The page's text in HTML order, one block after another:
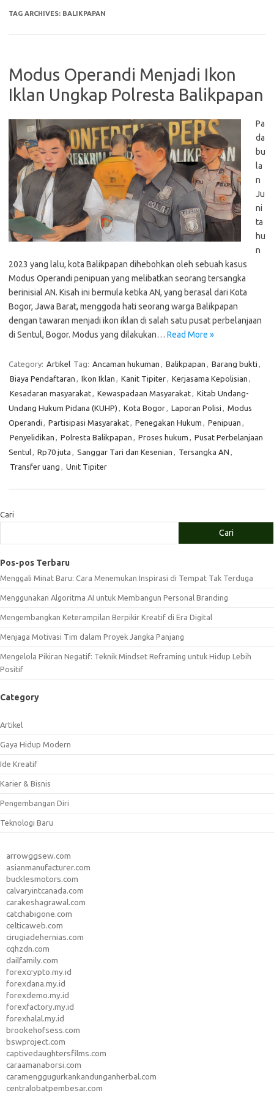
TAG ARCHIVES: BALIKPAPAN
Modus Operandi Menjadi Ikon
Iklan Ungkap Polresta Balikpapan
Pa
da
bu
la
n
Ju
ni
ta
hu
n
2023 yang lalu, kota Balikpapan dihebohkan oleh sebuah kasus
Modus Operandi penipuan yang melibatkan seorang tersangka
berinisial AN. Kisah ini bermula ketika AN, yang berasal dari Kota
Bogor, Jawa Barat, menggoda hati seorang warga Balikpapan
dengan tawaran menjadi ikon iklan di salah satu pusat perbelanjaan
di Sentul, Bogor. Modus yang dilakukan… Read More »
Category: Artikel Tag: Ancaman hukuman , Balikpapan , Barang bukti ,
Biaya Pendaftaran , Ikon Iklan , Kanit Tipiter, Kerjasama Kepolisian ,
Kesadaran masyarakat, Kewaspadaan Masyarakat, Kitab Undang-
Undang Hukum Pidana (KUHP) , Kota Bogor, Laporan Polisi , Modus
Operandi , Partisipasi Masyarakat, Penegakan Hukum , Penipuan ,
Penyelidikan , Polresta Balikpapan , Proses hukum , Pusat Perbelanjaan
Sentul, Rp70 juta , Sanggar Tari dan Kesenian , Tersangka AN ,
Transfer uang , Unit Tipiter
Cari
Cari
Pos-pos Terbaru
Menggali Minat Baru: Cara Menemukan Inspirasi di Tempat Tak Terduga
Menggunakan Algoritma AI untuk Membangun Personal Branding
Mengembangkan Keterampilan Berpikir Kreatif di Era Digital
Menjaga Motivasi Tim dalam Proyek Jangka Panjang
Mengelola Pikiran Negatif: Teknik Mindset Reframing untuk Hidup Lebih
Positif
Category
Artikel
Gaya Hidup Modern
Ide Kreatif
Karier & Bisnis
Pengembangan Diri
Teknologi Baru
arrowggsew.com
asianmanufacturer.com
bucklesmotors.com
calvaryintcanada.com
carakeshagrawal.com
catchabigone.com
celticaweb.com
cirugiadehernias.com
cqhzdn.com
dailfamily.com
forexcrypto.my.id
forexdana.my.id
forexdemo.my.id
forexfactory.my.id
forexhalal.my.id
brookehofsess.com
bswproject.com
captivedaughtersfilms.com
caraamanaborsi.com
caramenggugurkankandunganherbal.com
centralobatpembesar.com